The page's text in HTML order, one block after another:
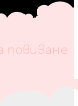
повиване